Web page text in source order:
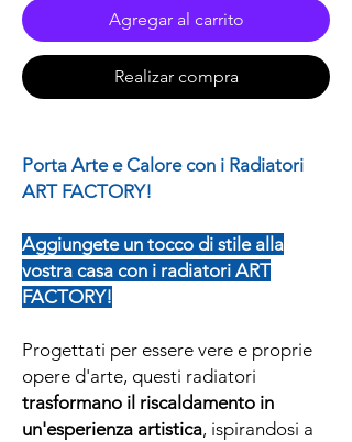
Agregar al carrito
Realizar compra
Porta Arte e Calore con i Radiatori
ART FACTORY!
Aggiungete un tocco di stile alla
vostra casa con i radiatori ART
FACTORY!
Progettati per essere vere e proprie
opere d'arte, questi radiatori
trasformano il riscaldamento in
un'esperienza artistica, ispirandosi a